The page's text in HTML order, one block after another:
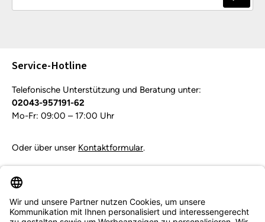
Service-Hotline
Telefonische Unterstützung und Beratung unter:
02043-957191-62
Mo-Fr: 09:00 – 17:00 Uhr
Oder über unser Kontaktformular.